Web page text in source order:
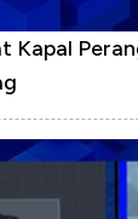
Kapal